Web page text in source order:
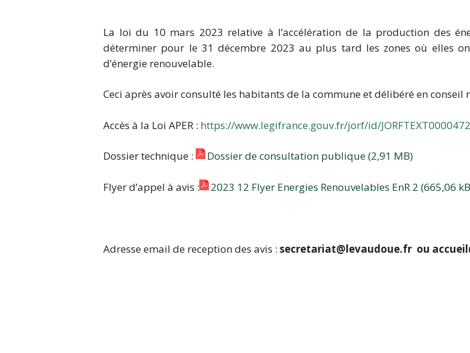
La loi du 10 mars 2023 relative à l’accélération de la production des
déterminer pour le 31 décembre 2023 au plus tard les zones où elles
d’énergie renouvelable.
Ceci après avoir consulté les habitants de la commune et délibéré en conseil
Accès à la Loi APER : https://www.legifrance.gouv.fr/jorf/id/
Dossier technique : Dossier de consultation publique
Flyer d’appel à avis : 2023 12 Flyer Energies Renouvelables EnR 2
Adresse email de reception des avis : secretariat@levaudoue.fr ou